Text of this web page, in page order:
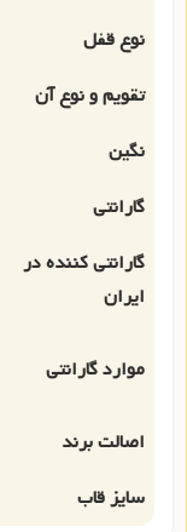
نوع قفل
تقویم و نوع آن
نگین
گارانتی
گارانتی کننده در
ایران
موارد گارانتی
اصالت برند
سایز قاب